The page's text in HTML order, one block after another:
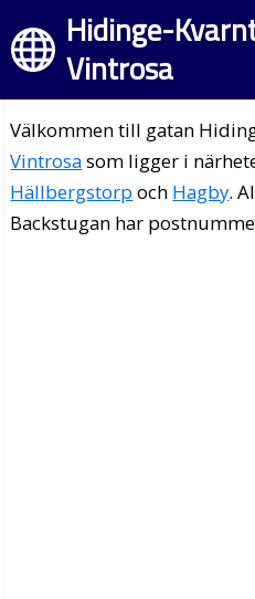
Hidinge-
Vintrosa
Välkommen till gatan
Vintrosasom ligger i
Hällbergstorp och Hagby.
Backstugan har